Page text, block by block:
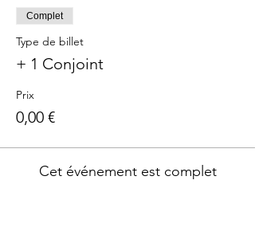
Complet
Type de billet
+ 1 Conjoint
Prix
0,00 €
Cet événement est complet